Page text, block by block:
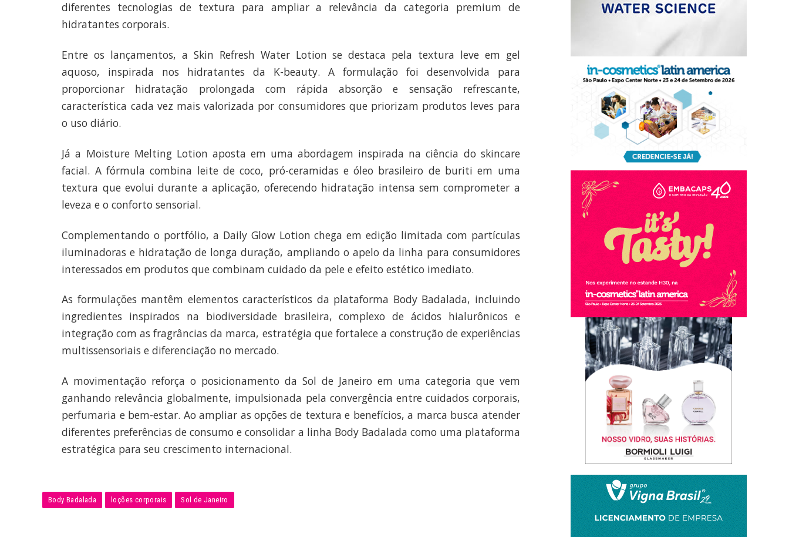
diferentes tecnologias de textura para ampliar a relevância da categoria premium de
hidratantes corporais.
Entre os lançamentos, a Skin Refresh Water Lotion se destaca pela textura leve em gel
aquoso, inspirada nos hidratantes da K-beauty. A formulação foi desenvolvida para
proporcionar hidratação prolongada com rápida absorção e sensação refrescante,
característica cada vez mais valorizada por consumidores que priorizam produtos leves para
o uso diário.
Já a Moisture Melting Lotion aposta em uma abordagem inspirada na ciência do skincare
facial. A fórmula combina leite de coco, pró-ceramidas e óleo brasileiro de buriti em uma
textura que evolui durante a aplicação, oferecendo hidratação intensa sem comprometer a
leveza e o conforto sensorial.
Complementando o portfólio, a Daily Glow Lotion chega em edição limitada com partículas
iluminadoras e hidratação de longa duração, ampliando o apelo da linha para consumidores
interessados em produtos que combinam cuidado da pele e efeito estético imediato.
As formulações mantêm elementos característicos da plataforma Body Badalada, incluindo
ingredientes inspirados na biodiversidade brasileira, complexo de ácidos hialurônicos e
integração com as fragrâncias da marca, estratégia que fortalece a construção de experiências
multissensoriais e diferenciação no mercado.
A movimentação reforça o posicionamento da Sol de Janeiro em uma categoria que vem
ganhando relevância globalmente, impulsionada pela convergência entre cuidados corporais,
perfumaria e bem-estar. Ao ampliar as opções de textura e benefícios, a marca busca atender
diferentes preferências de consumo e consolidar a linha Body Badalada como uma plataforma
estratégica para seu crescimento internacional.
Body Badalada loções corporais Sol de Janeiro